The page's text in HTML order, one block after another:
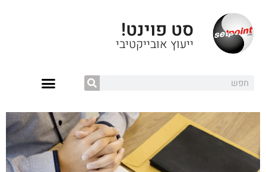
סט פוינט!
ייעוץ אובייקטיבי